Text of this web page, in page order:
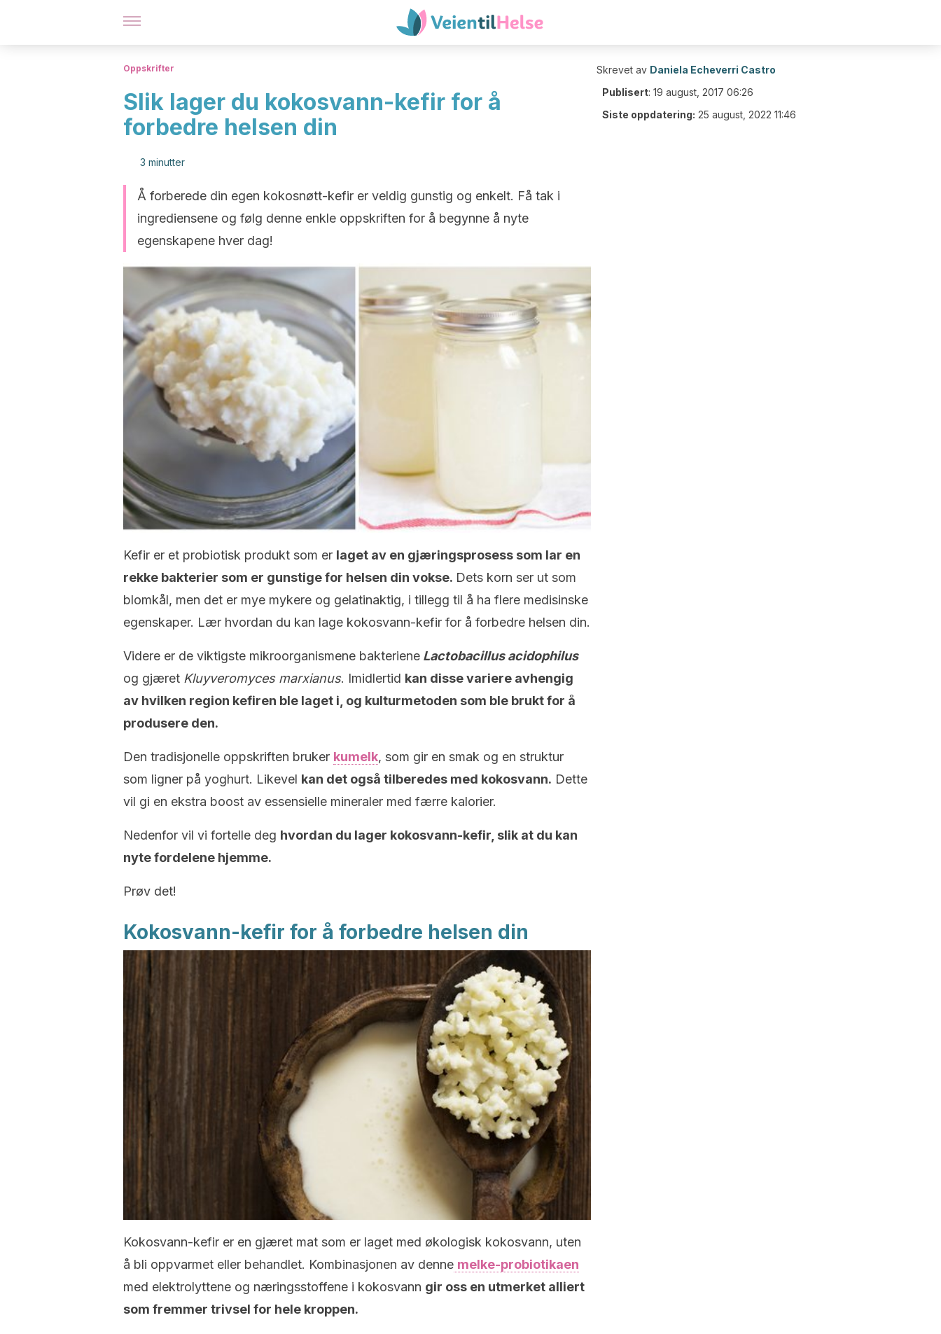
Oppskrifter
Slik lager du kokosvann-kefir for å
forbedre helsen din
3 minutter
Å forberede din egen kokosnøtt-kefir er veldig gunstig og enkelt. Få tak i
ingrediensene og følg denne enkle oppskriften for å begynne å nyte
egenskapene hver dag!
Kefir er et probiotisk produkt som er laget av en gjæringsprosess som lar en
rekke bakterier som er gunstige for helsen din vokse. Dets korn ser ut som
blomkål, men det er mye mykere og gelatinaktig, i tillegg til å ha flere medisinske
egenskaper. Lær hvordan du kan lage kokosvann-kefir for å forbedre helsen din.
Videre er de viktigste mikroorganismene bakteriene Lactobacillus acidophilus
og gjæret Kluyveromyces marxianus. Imidlertid kan disse variere avhengig
av hvilken region kefiren ble laget i, og kulturmetoden som ble brukt for å
produsere den.
Den tradisjonelle oppskriften bruker kumelk, som gir en smak og en struktur
som ligner på yoghurt. Likevel kan det også tilberedes med kokosvann. Dette
vil gi en ekstra boost av essensielle mineraler med færre kalorier.
Nedenfor vil vi fortelle deg hvordan du lager kokosvann-kefir, slik at du kan
nyte fordelene hjemme.
Prøv det!
Kokosvann-kefir for å forbedre helsen din
Kokosvann-kefir er en gjæret mat som er laget med økologisk kokosvann, uten
å bli oppvarmet eller behandlet. Kombinasjonen av denne melke-probiotikaen
med elektrolyttene og næringsstoffene i kokosvann gir oss en utmerket alliert
som fremmer trivsel for hele kroppen.
Skrevet av Daniela Echeverri Castro
Publisert: 19 august, 2017 06:26
Siste oppdatering: 25 august, 2022 11:46